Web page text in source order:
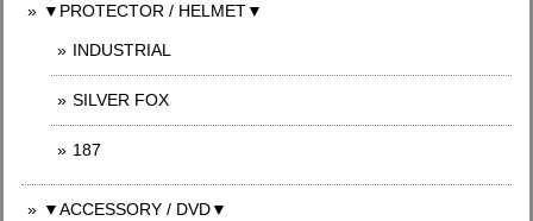
▼PROTECTOR / HELMET▼
INDUSTRIAL
SILVER FOX
187
▼ACCESSORY / DVD▼